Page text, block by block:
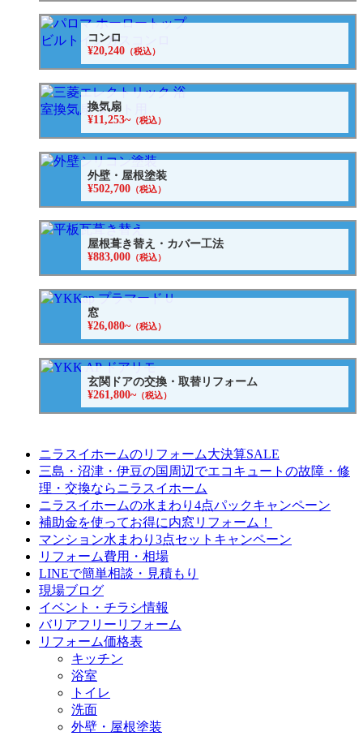
コンロ
¥20,240 （税込）
換気扇
¥11,253~（税込）
外壁・屋根塗装
¥502,700 （税込）
屋根葺き替え・カバー工法
¥883,000 （税込）
窓
¥26,080~（税込）
玄関ドアの交換・取替リフォーム
¥261,800~（税込）
ニラスイホームのリフォーム大決算SALE
三島・沼津・伊豆の国周辺でエコキュートの故障・修
理・交換ならニラスイホーム
ニラスイホームの水まわり4点パックキャンペーン
補助金を使ってお得に内窓リフォーム！
マンション水まわり3点セットキャンペーン
リフォーム費用・相場
LINEで簡単相談・見積もり
現場ブログ
イベント・チラシ情報
バリアフリーリフォーム
リフォーム価格表
キッチン
浴室
トイレ
洗面
外壁・屋根塗装